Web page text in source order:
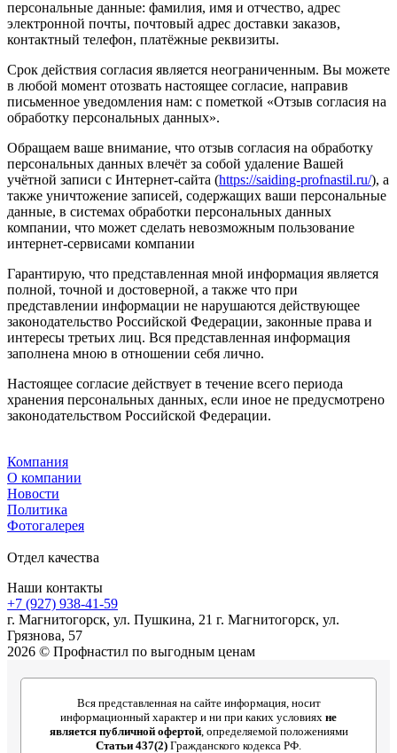
персональные данные: фамилия, имя и отчество, адрес
электронной почты, почтовый адрес доставки заказов,
контактный телефон, платёжные реквизиты.
Срок действия согласия является неограниченным. Вы можете
в любой момент отозвать настоящее согласие, направив
письменное уведомления нам: с пометкой «Отзыв согласия на
обработку персональных данных».
Обращаем ваше внимание, что отзыв согласия на обработку
персональных данных влечёт за собой удаление Вашей
учётной записи с Интернет-сайта (https://saiding-profnastil.ru/), а
также уничтожение записей, содержащих ваши персональные
данные, в системах обработки персональных данных
компании, что может сделать невозможным пользование
интернет-сервисами компании
Гарантирую, что представленная мной информация является
полной, точной и достоверной, а также что при
представлении информации не нарушаются действующее
законодательство Российской Федерации, законные права и
интересы третьих лиц. Вся представленная информация
заполнена мною в отношении себя лично.
Настоящее согласие действует в течение всего периода
хранения персональных данных, если иное не предусмотрено
законодательством Российской Федерации.
Компания
О компании
Новости
Политика
Фотогалерея
Отдел качества
Наши контакты
+7 (927) 938-41-59
г. Магнитогорск, ул. Пушкина, 21 г. Магнитогорск, ул.
Грязнова, 57
2026 © Профнастил по выгодным ценам
Вся представленная на сайте информация, носит
информационный характер и ни при каких условиях не
является публичной офертой, определяемой положениями
Статьи 437(2) Гражданского кодекса РФ.